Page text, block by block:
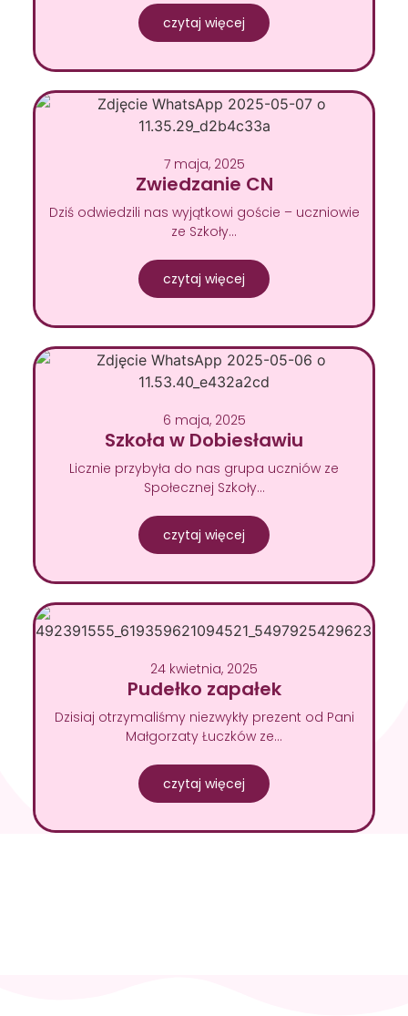
czytaj więcej
7 maja, 2025
Zwiedzanie CN
Dziś odwiedzili nas wyjątkowi goście – uczniowie
ze Szkoły…
czytaj więcej
6 maja, 2025
Szkoła w Dobiesławiu
Licznie przybyła do nas grupa uczniów ze
Społecznej Szkoły…
czytaj więcej
24 kwietnia, 2025
Pudełko zapałek
Dzisiaj otrzymaliśmy niezwykły prezent od Pani
Małgorzaty Łuczków ze…
czytaj więcej